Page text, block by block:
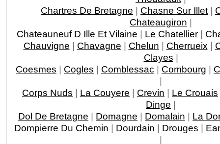
Chartres De Bretagne | Chasne Sur Illet |
Chateaugiron |
Chateauneuf D Ille Et Vilaine | Le Chatellier|
Chauvigne | Chavagne | Chelun | Cherrueix |
Clayes |
Coesmes | Cogles | Comblessac | Combourg |
|
Corps Nuds | La Couyere | Crevin | Le Crouais
Dinge |
Dol De Bretagne | Domagne | Domalain | La
Dompierre Du Chemin | Dourdain | Drouges |
|